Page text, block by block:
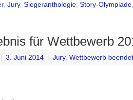
, Jury, Siegeranthologie, Story-Olympiade,
für Wettbewerb
3. Juni 2014 Jury, Wettbewerb beendet